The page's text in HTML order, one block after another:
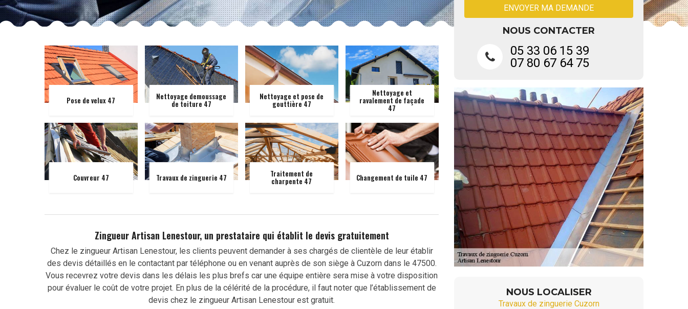
Pose de velux 47 Nettoyage demoussage
de toiture 47
Nettoyage et pose de
gouttière 47
Nettoyage et
ravalement de façade
47
Couvreur 47 Travaux de zinguerie 47 Traitement de
charpente 47 Changement de tuile 47
Zingueur Artisan Lenestour, un prestataire qui établit le devis gratuitement
Chez le zingueur Artisan Lenestour, les clients peuvent demander à ses chargés de clientèle de leur établir
des devis détaillés en le contactant par téléphone ou en venant auprès de son siège à Cuzorn dans le 47500.
Vous recevrez votre devis dans les délais les plus brefs car une équipe entière sera mise à votre disposition
pour évaluer le coût de votre projet. En plus de la célérité de la procédure, il faut noter que l’établissement de
devis chez le zingueur Artisan Lenestour est gratuit.
NOUS CONTACTER
05 33 06 15 39
07 80 67 64 75
NOUS LOCALISER
Travaux de zinguerie Cuzorn